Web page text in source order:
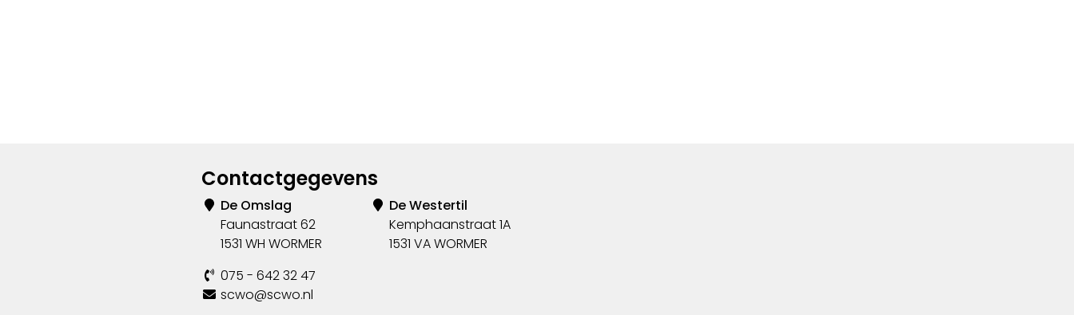
Contactgegevens
De Omslag
Faunastraat 62
1531 WH WORMER
De Westertil
Kemphaanstraat 1A
1531 VA WORMER
075 - 642 32 47
scwo@scwo.nl